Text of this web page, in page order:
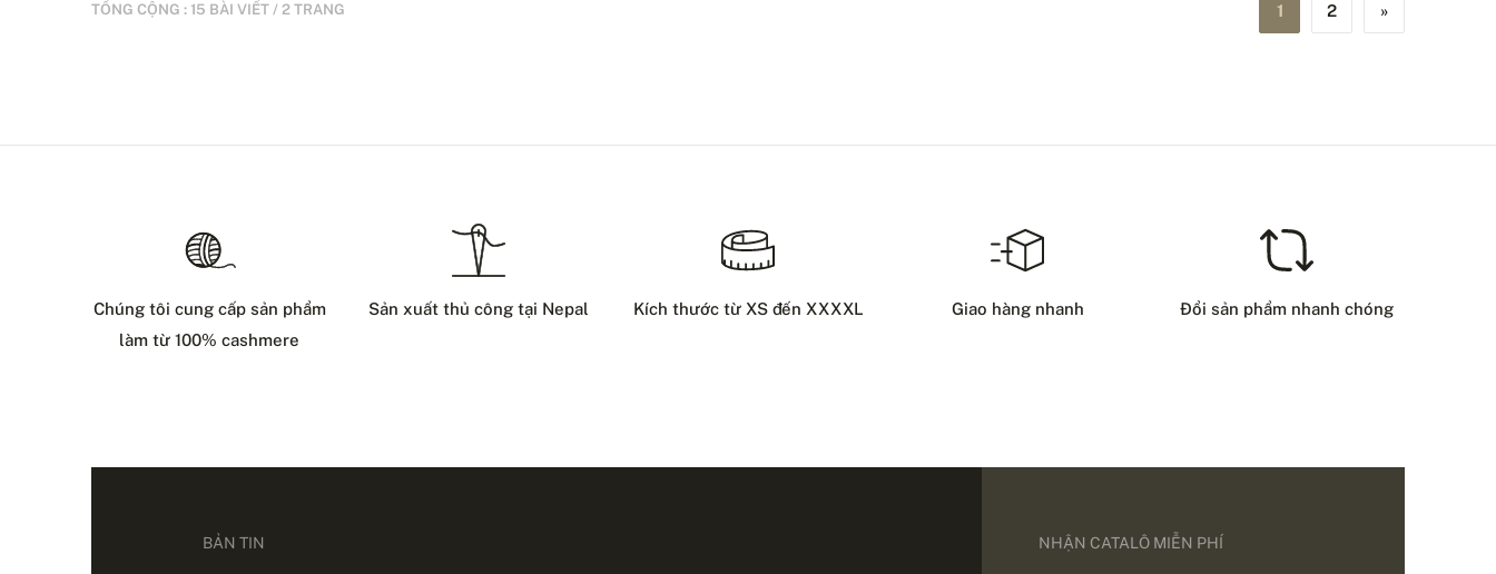
TỔNG CỘNG : 15 BÀI VIẾT / 2 TRANG 1 2 »
Chúng tôi cung cấp sản phẩm
làm từ 100% cashmere
Sản xuất thủ công tại Nepal Kích thước từ XS đến XXXXL Giao hàng nhanh Đổi sản phẩm nhanh chóng
BẢN TIN NHẬN CATALÔ MIỄN PHÍ